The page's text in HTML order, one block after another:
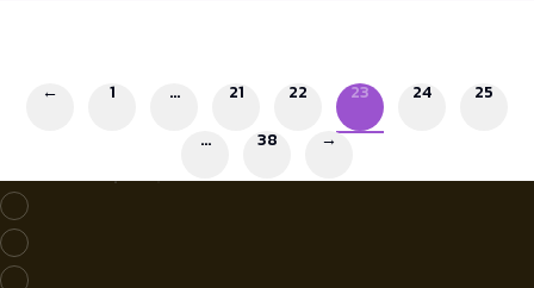
← 1 … 21 22 23 24
25
…
38 →